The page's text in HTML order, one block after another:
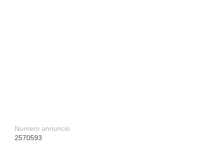
Numero annuncio
2570593